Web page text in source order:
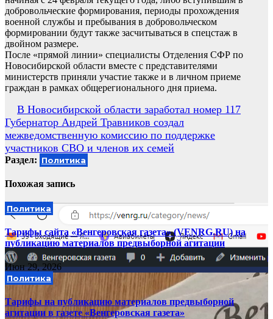
добровольческие формирования, периоды прохождения
военной службы и пребывания в добровольческом
формировании будут также засчитываться в спецстаж в
двойном размере.
После «прямой линии» специалисты Отделения СФР по
Новосибирской области вместе с представителями
министерств приняли участие также и в личном приеме
граждан в рамках общерегионального дня приема.
Навигация
по
записям
В Новосибирской области заработал номер 117
Губернатор Андрей Травников создал
межведомственную комиссию по поддержке
участников СВО и членов их семей
Раздел: Политика
Похожая запись
Политика
Тарифы сайта «Венгеровская газета» (VENRG.RU) на
публикацию материалов предвыборной агитации
Июн 29, 2026
Политика
Тарифы на публикацию материалов предвыборной
агитации в газете «Венгеровская газета»